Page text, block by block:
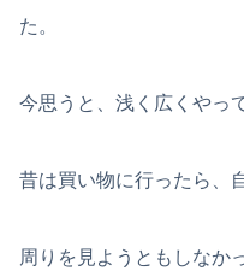
た。
今思うと、浅く広くやっ
昔は買い物に行ったら、
周りを見ようともしなか